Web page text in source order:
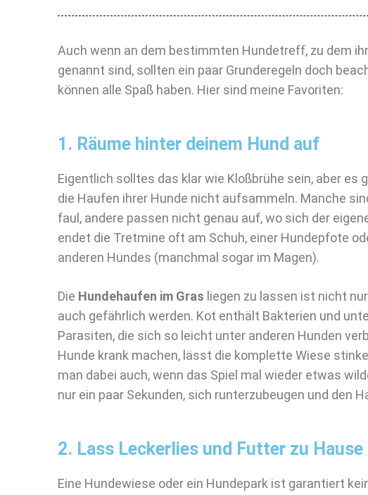
Auch wenn an dem bestimmten Hundetreff, zu dem
genannt sind, sollten ein paar Grunderegeln doch
können alle Spaß haben. Hier sind meine Favoriten:
1. Räume hinter deinem Hund auf
Eigentlich solltes das klar wie Kloßbrühe sein, aber es
die Haufen ihrer Hunde nicht aufsammeln. Manche
faul, andere passen nicht genau auf, wo sich der
endet die Tretmine oft am Schuh, einer Hundepfote
anderen Hundes (manchmal sogar im Magen).
Die Hundehaufen im Gras liegen zu lassen ist nicht
auch gefährlich werden. Kot enthält Bakterien und
Parasiten, die sich so leicht unter anderen Hunden
Hunde krank machen, lässt die komplette Wiese
man dabei auch, wenn das Spiel mal wieder etwas
nur ein paar Sekunden, sich runterzubeugen und den
2. Lass Leckerlies und Futter zu Hause
Eine Hundewiese oder ein Hundepark ist garantiert